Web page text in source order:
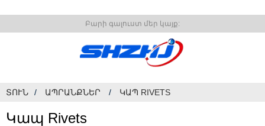
Բարի գալուստ մեր կայք:
ՏՈՒՆ ԱՊՐԱՆՔՆԵՐ ԿԱՊ RIVETS
Կապ Rivets